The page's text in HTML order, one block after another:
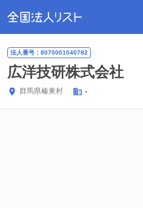
法人番号：8070001040782
広洋技研株式会社
群馬県榛東村 -